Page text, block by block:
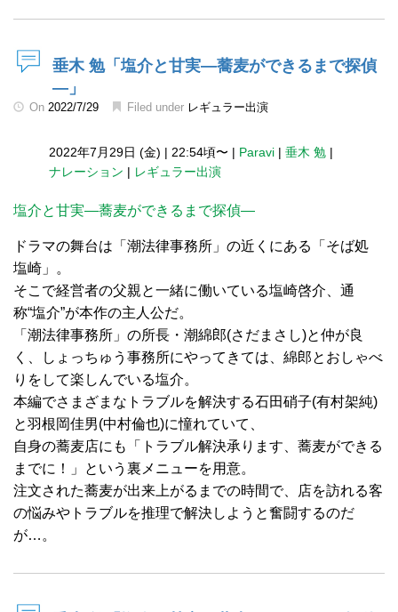
垂木 勉「塩介と甘実―蕎麦ができるまで探偵
―」
On 2022/7/29 Filed under レギュラー出演
2022年7月29日 (金) | 22:54頃〜 | Paravi | 垂木 勉 |
ナレーション | レギュラー出演
塩介と甘実―蕎麦ができるまで探偵―
ドラマの舞台は「潮法律事務所」の近くにある「そば処
塩崎」。
そこで経営者の父親と一緒に働いている塩崎啓介、通
称“塩介”が本作の主人公だ。
「潮法律事務所」の所長・潮綿郎(さだまさし)と仲が良
く、しょっちゅう事務所にやってきては、綿郎とおしゃべ
りをして楽しんでいる塩介。
本編でさまざまなトラブルを解決する石田硝子(有村架純)
と羽根岡佳男(中村倫也)に憧れていて、
自身の蕎麦店にも「トラブル解決承ります、蕎麦ができる
までに！」という裏メニューを用意。
注文された蕎麦が出来上がるまでの時間で、店を訪れる客
の悩みやトラブルを推理で解決しようと奮闘するのだ
が…。